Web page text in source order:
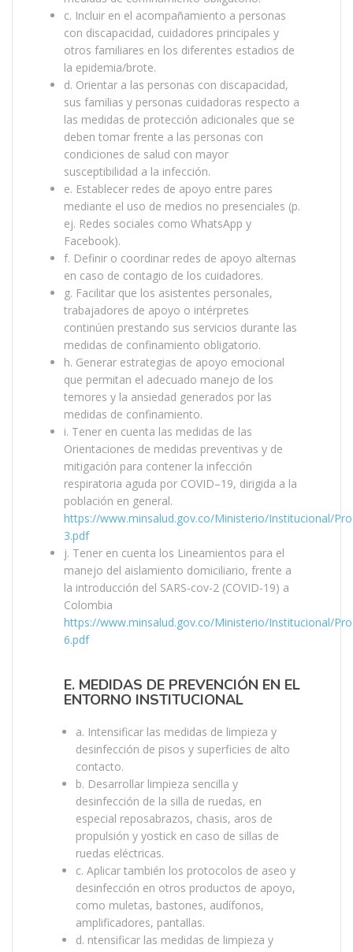
c. Incluir en el acompañamiento a personas
con discapacidad, cuidadores principales y
otros familiares en los diferentes estadios de
la epidemia/brote.
d. Orientar a las personas con discapacidad,
sus familias y personas cuidadoras respecto a
las medidas de protección adicionales que se
deben tomar frente a las personas con
condiciones de salud con mayor
susceptibilidad a la infección.
e. Establecer redes de apoyo entre pares
mediante el uso de medios no presenciales (p.
ej. Redes sociales como WhatsApp y
Facebook).
f. Definir o coordinar redes de apoyo alternas
en caso de contagio de los cuidadores.
g. Facilitar que los asistentes personales,
trabajadores de apoyo o intérpretes
continúen prestando sus servicios durante las
medidas de confinamiento obligatorio.
h. Generar estrategias de apoyo emocional
que permitan el adecuado manejo de los
temores y la ansiedad generados por las
medidas de confinamiento.
i. Tener en cuenta las medidas de las
Orientaciones de medidas preventivas y de
mitigación para contener la infección
respiratoria aguda por COVID–19, dirigida a la
población en general.
https://www.minsalud.gov.co/Ministerio/Institucional/
3.pdf
j. Tener en cuenta los Lineamientos para el
manejo del aislamiento domiciliario, frente a
la introducción del SARS-cov-2 (COVID-19) a
Colombia
https://www.minsalud.gov.co/Ministerio/Institucional/
6.pdf
E. MEDIDAS DE PREVENCIÓN EN EL
ENTORNO INSTITUCIONAL
a. Intensificar las medidas de limpieza y
desinfección de pisos y superficies de alto
contacto.
b. Desarrollar limpieza sencilla y
desinfección de la silla de ruedas, en
especial reposabrazos, chasis, aros de
propulsión y yostick en caso de sillas de
ruedas eléctricas.
c. Aplicar también los protocolos de aseo y
desinfección en otros productos de apoyo,
como muletas, bastones, audífonos,
amplificadores, pantallas.
d. ntensificar las medidas de limpieza y